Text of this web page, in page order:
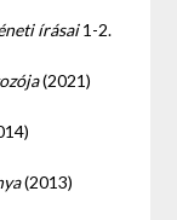
írásai1-2.
(2021)
(2013)